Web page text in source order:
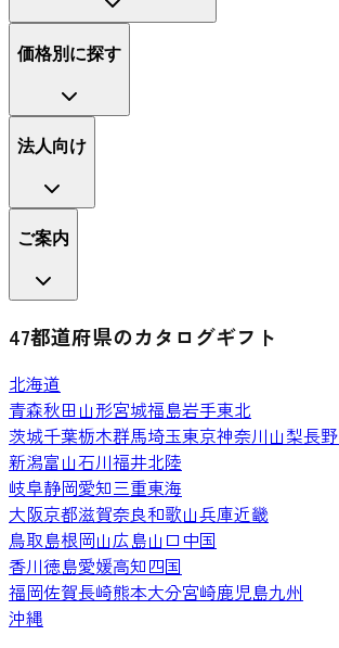
価格別に探す
法人向け
ご案内
47都道府県のカタログギフト
北海道
青森秋田 山形宮城福島岩手東北
茨城千葉栃木群馬埼玉東京神奈川山梨長野
新潟富山石川福井北陸
岐阜静岡愛知三重東海
大阪京都滋賀奈良和歌山兵庫近畿
鳥取島根岡山広島山口 中国
香川徳島愛媛高知四国
福岡佐賀長崎熊本大分宮崎鹿児島九州
沖縄